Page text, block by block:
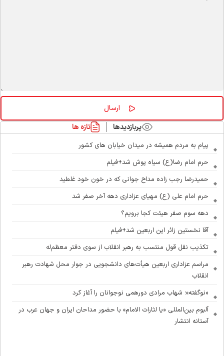
پربازدیدها تازه ها
پیام به مردم همیشه در میدان خیابان های کشور
حرم امام رضا(ع) سیاه پوش شد+فیلم
حمیدرضا رجب زاده مداح جوانی که در خون خود غلطید
حرم امام علی (ع) مهیای عزاداری دهه آخر صفر شد
دهه سوم صفر هیئت کجا برویم؟
آقا نخستین زائر این اربعین شد+فیلم
تکذیب نقل قول منتسب به رهبر انقلاب از سوی دفتر معظم‌له
مراسم عزاداری اربعین هیأت‌های دانشجویی در جوار محل شهادت رهبر
انقلاب
«نوگفته»؛ شهاب مرادی دورهمی نوجوانان را آغاز کرد
آلبوم بین‌المللی «یا لثارات الامام» با حضور مداحان ایران و جهان عرب در
آستانه انتشار